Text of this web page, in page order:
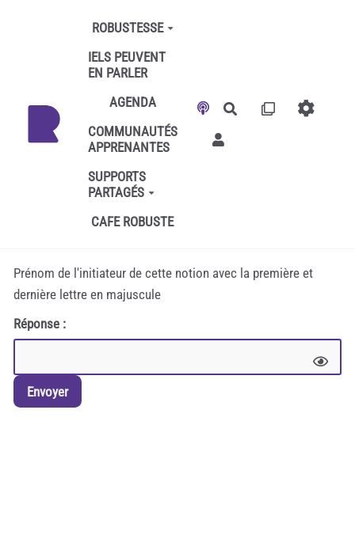
Aller au contenu principal
ROBUSTESSE
IELS PEUVENT
EN PARLER
AGENDA
COMMUNAUTÉS
APPRENANTES
SUPPORTS
PARTAGÉS
CAFE ROBUSTE
Rechercher
Prénom de l'initiateur de cette notion avec la première et
dernière lettre en majuscule
Réponse :
Envoyer